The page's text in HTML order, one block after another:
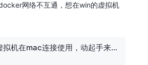
网络不互通，想在win的虚拟机
win上虚拟机在mac连接使用，动起手来！